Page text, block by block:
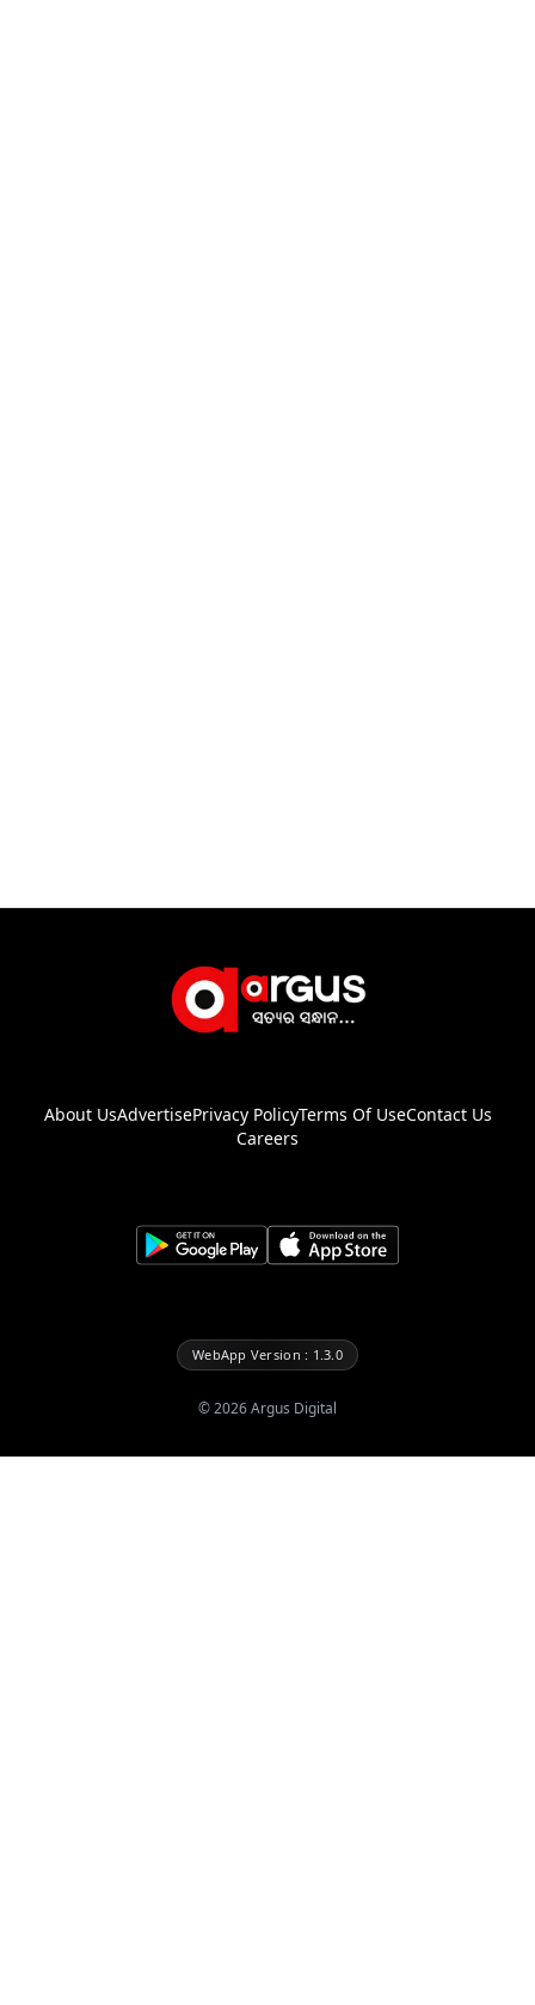
About UsAdvertisePrivacy PolicyTerms Of UseContact Us
Careers
WebApp Version : 1.3.0
©2026Argus Digital